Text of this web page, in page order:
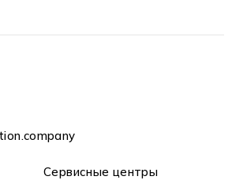
Сервисные центры